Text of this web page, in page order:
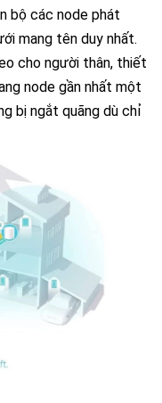
bộ các node phát
mang tên duy nhất.
cho người thân, thiết
node gần nhất một
bị ngắt quãng dù chỉ